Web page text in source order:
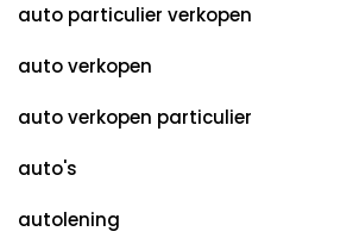
auto particulier verkopen
auto verkopen
auto verkopen particulier
auto's
autolening